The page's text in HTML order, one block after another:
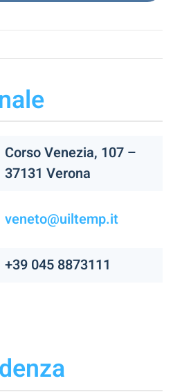
Corso Venezia, 107 –
37131 Verona
veneto@uiltemp.it
+39 045 8873111